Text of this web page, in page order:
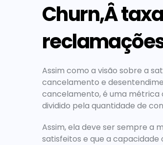
Churn,Â
Assim como a visão sobre a
cancelamento e
cancelamento, é uma métrica
dividido pela quantidade de
Assim, ela deve ser sempre a
satisfeitos e que a